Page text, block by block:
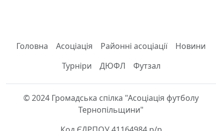
Головна Асоціація Районні асоціації
Новини
Турніри
ДЮФЛ Футзал
© 2024 Громадська спілка "Асоціація футболу
Тернопільщини"